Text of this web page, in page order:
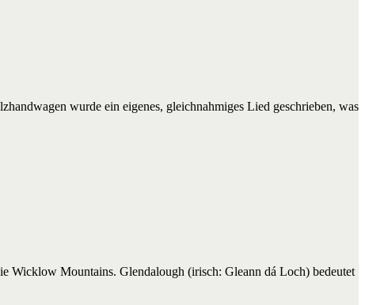
wurde ein eigenes, gleichnahmiges Lied geschrieben, was
Wicklow Mountains. Glendalough (irisch: Gleann dá Loch) bedeutet